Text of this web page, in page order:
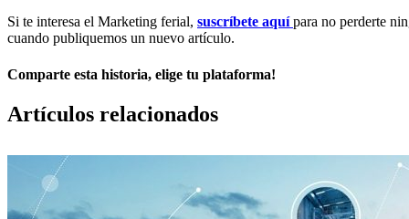
Si te interesa el Marketing ferial, suscríbete aquípara no perderte
cuando publiquemos un nuevo artículo.
Comparte esta historia, elige tu plataforma!
Facebook
X
LinkedIn
Correo
electrónico
Artículos relacionados